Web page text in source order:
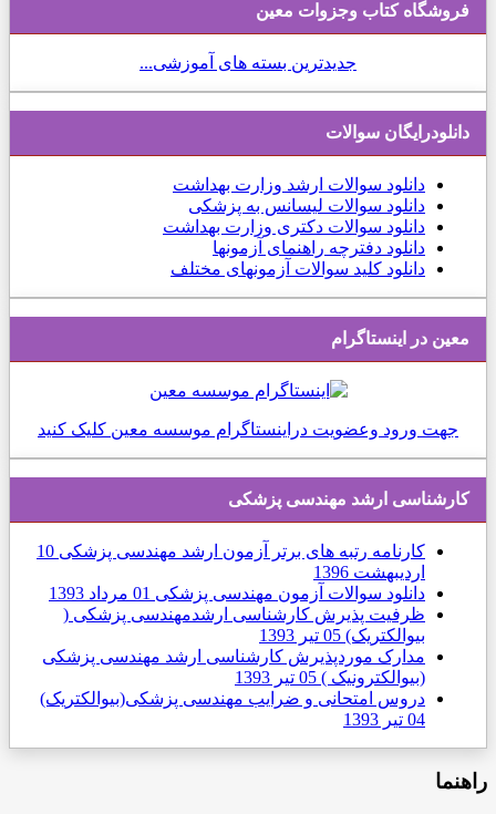
فروشگاه کتاب وجزوات معین
جدیدترین بسته های آموزشی...
دانلودرایگان سوالات
دانلود سوالات ارشد وزارت بهداشت
دانلود سوالات لیسانس به پزشکی
دانلود سوالات دکتری وزارت بهداشت
دانلود دفترچه راهنمای آزمونها
دانلود کلید سوالات آزمونهای مختلف
معین در اینستاگرام
جهت ورود وعضویت دراینستاگرام موسسه معین کلیک کنید
كارشناسی ارشد مهندسی پزشکی
کارنامه رتبه های برتر آزمون ارشد مهندسی پزشکی 10
ارديبهشت 1396
دانلود سوالات آزمون مهندسی پزشکی 01 مرداد 1393
ظرفیت پذیرش کارشناسی ارشدمهندسی پزشکی (
بیوالکتریک) 05 تیر 1393
مدارک موردپذیرش کارشناسی ارشد مهندسی پزشکی
(بیوالکترونیک ) 05 تیر 1393
دروس امتحانی و ضرایب مهندسی پزشکی(بیوالکتریک)
04 تیر 1393
راهنما